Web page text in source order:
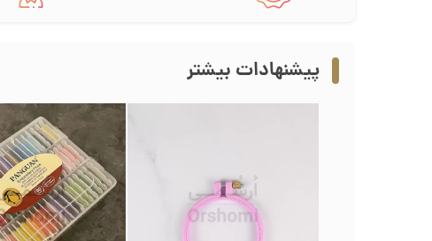
پیشنهادات بیشتر